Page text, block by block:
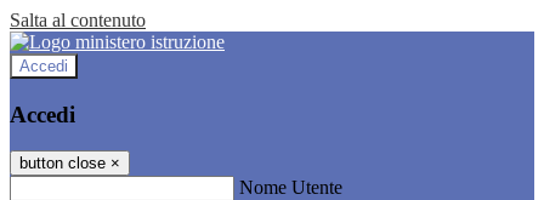
Salta al contenuto
Accedi
Accedi
button close ×
Nome Utente